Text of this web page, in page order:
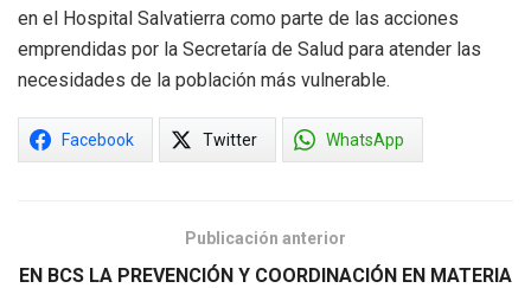
en el Hospital Salvatierra como parte de las acciones
emprendidas por la Secretaría de Salud para atender las
necesidades de la población más vulnerable.
Facebook Twitter WhatsApp
Publicación anterior
EN BCS LA PREVENCIÓN Y COORDINACIÓN EN MATERIA